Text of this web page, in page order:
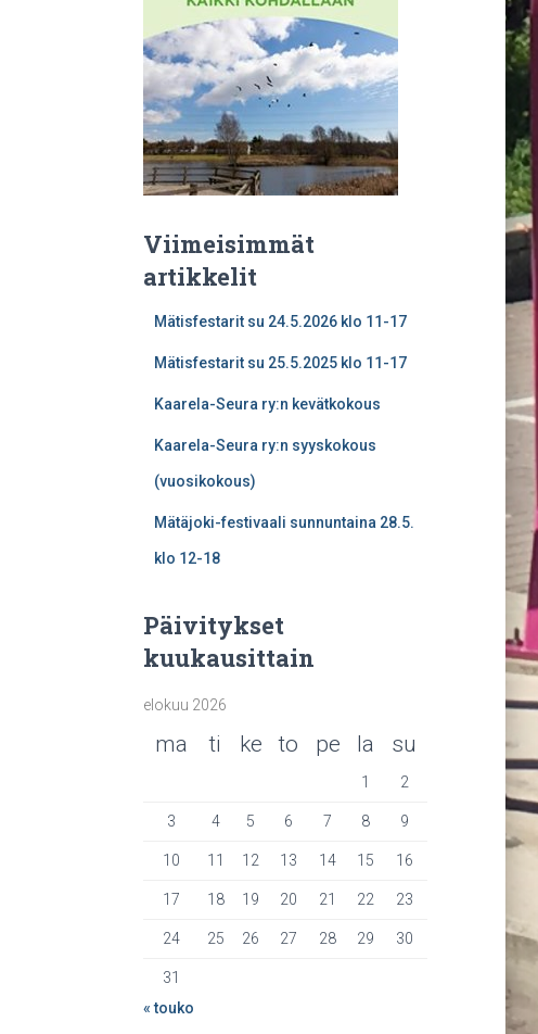
Viimeisimmät
artikkelit
Mätisfestarit su 24.5.2026 klo 11-17
Mätisfestarit su 25.5.2025 klo 11-17
Kaarela-Seura ry:n kevätkokous
Kaarela-Seura ry:n syyskokous
(vuosikokous)
Mätäjoki-festivaali sunnuntaina 28.5.
klo 12-18
Päivitykset
kuukausittain
elokuu 2026
ma ti ke to pe la su
1 2
3 4 5 6 7 8 9
10 11 12 13 14 15 16
17 18 19 20 21 22 23
24 25 26 27 28 29 30
31
« touko